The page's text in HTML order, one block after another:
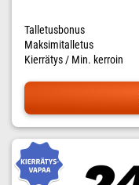
Talletusbonus
Maksimitalletus
Kierrätys / Min. kerroin